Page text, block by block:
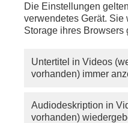
Die Einstellungen
verwendetes Gerät. Sie
Storage ihres Browsers
Untertitel in Videos
vorhanden) immer
Audiodeskription in
vorhanden)